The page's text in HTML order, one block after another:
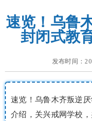
速览！乌鲁
封闭式教
发布时间：
速览！乌鲁木齐叛逆
介绍，关兴戒网学校